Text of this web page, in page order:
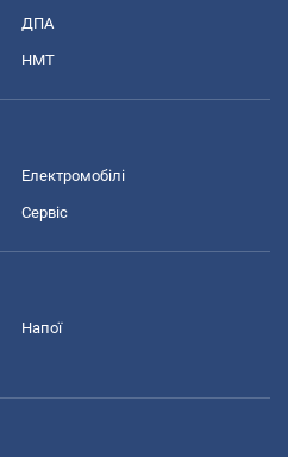
ДПА
НМТ
Електромобілі
Сервіс
Напої